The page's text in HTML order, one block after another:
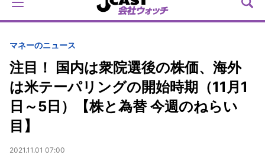
マネーのニュース
注目！ 国内は衆院選後の株価、海外
は米テーパリングの開始時期（11月1
日～5日）【株と為替 今週のねらい
目】
2021.11.01 07:00